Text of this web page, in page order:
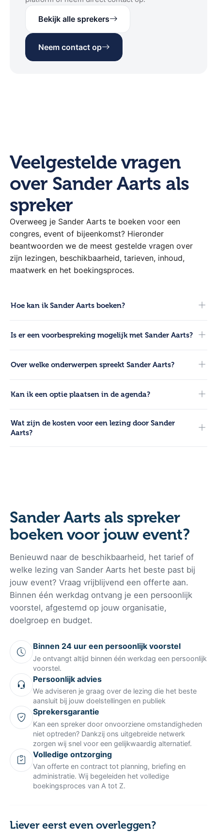
Bekijk alle sprekers
Neem contact op
Veelgestelde vragen
over Sander Aarts als
spreker
Overweeg je Sander Aarts te boeken voor een
congres, event of bijeenkomst? Hieronder
beantwoorden we de meest gestelde vragen over
zijn lezingen, beschikbaarheid, tarieven, inhoud,
maatwerk en het boekingsproces.
Hoe kan ik Sander Aarts boeken?
adviseurs. Bel 0321-317 121, start een chat via de website
of mail naar info@hetsprekersburo.nl.
Is er een voorbespreking mogelijk met Sander Aarts?
inhoudelijke voorbespreking. Hierin stem je de
kernboodschap en de doelgroep rechtstreeks af met
Over welke onderwerpen spreekt Sander Aarts?
contact op voor een overzicht van de meest actuele
lezingen.
Kan ik een optie plaatsen in de agenda?
de agenda van Sander. Dit geeft tijd om intern de knoop
door te hakken zonder dat de datum wordt vergeven.
Wat zijn de kosten voor een lezing door Sander
Aarts?
Sander Aarts als spreker
boeken voor jouw event?
Benieuwd naar de beschikbaarheid, het tarief of
welke lezing van Sander Aarts het beste past bij
jouw event? Vraag vrijblijvend een offerte aan.
Binnen één werkdag ontvang je een persoonlijk
voorstel, afgestemd op jouw organisatie,
doelgroep en budget.
Binnen 24 uur een persoonlijk voorstel
Je ontvangt altijd binnen één werkdag een persoonlijk
voorstel.
Persoonlijk advies
We adviseren je graag over de lezing die het beste
aansluit bij jouw doelstellingen en publiek
Sprekersgarantie
Kan een spreker door onvoorziene omstandigheden
niet optreden? Dankzij ons uitgebreide netwerk
zorgen wij snel voor een gelijkwaardig alternatief.
Volledige ontzorging
Van offerte en contract tot planning, briefing en
administratie. Wij begeleiden het volledige
boekingsproces van A tot Z.
Liever eerst even overleggen?